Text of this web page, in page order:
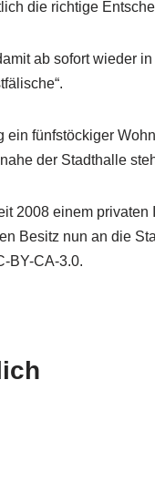
die richtige
ab sofort wieder
ein fünfstöckiger
der Stadthalle
2008 einem
Besitz nun an die
BY-CA-3.0.